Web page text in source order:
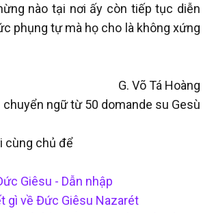
nào tại nơi ấy còn tiếp tục diễn
phụng tự mà họ cho là không xứng
G. Võ Tá Hoàng
chuyển ngữ từ 50 domande su Gesù
cùng chủ để
Giêsu - Dẫn nhập
gì về Đức Giêsu Nazarét